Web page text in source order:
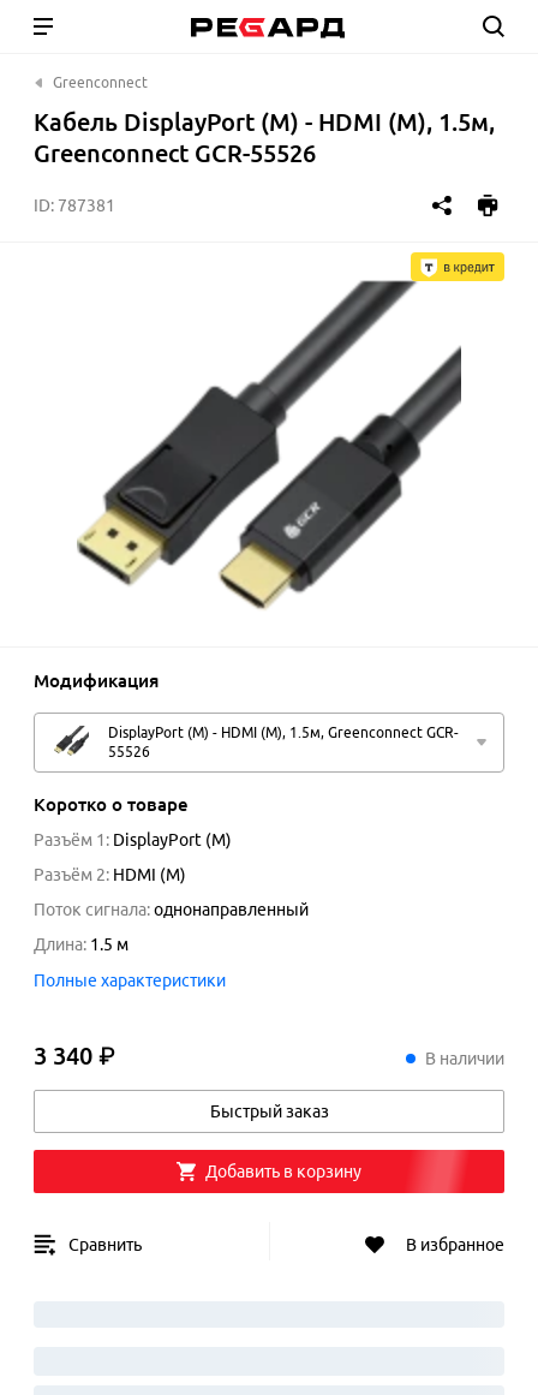
Greenconnect
Кабель DisplayPort (M) - HDMI (M), 1.5м,
Greenconnect GCR-55526
ID: 787381
Модификация
DisplayPort (M) - HDMI (M), 1.5м, Greenconnect GCR-
55526
Коротко о товаре
Разъём 1 : DisplayPort (M)
Разъём 2: HDMI (M)
Поток сигнала:однонаправленный
Длина: 1.5 м
Полные характеристики
3 340 ₽3 340 ₽ В наличии
Быстрый заказ
Добавить в корзину
Сравнить В избранное